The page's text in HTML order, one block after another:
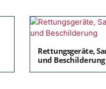
Rettungsgeräte,
und Beschilderung